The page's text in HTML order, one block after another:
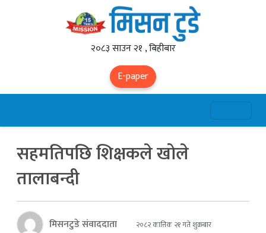
२०८३ साउन २१ , बिहीबार
E-paper
सहमतिपछि शिक्षकले खोले
तालाबन्दी
मिसनटुडे संवाददाता २०८२ कात्तिक २१ गते शुक्रबार